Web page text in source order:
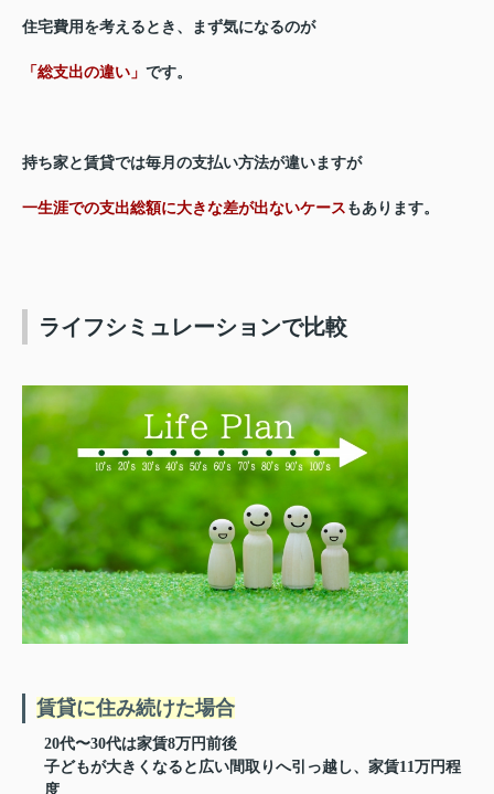
住宅費用を考えるとき、まず気になるのが
「総支出の違い」 です。
持ち家と賃貸では毎月の支払い方法が違いますが
一生涯での支出総額に大きな差が出ないケース もあります。
ライフシミュレーションで比較
賃貸に住み続けた場合
20代〜30代は家賃8万円前後
子どもが大きくなると広い間取りへ引っ越し、家賃11万円程
度